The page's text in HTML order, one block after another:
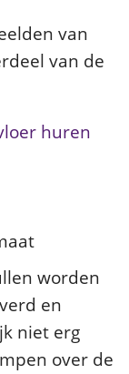
van
van de
huren
worden
en
niet erg
over de